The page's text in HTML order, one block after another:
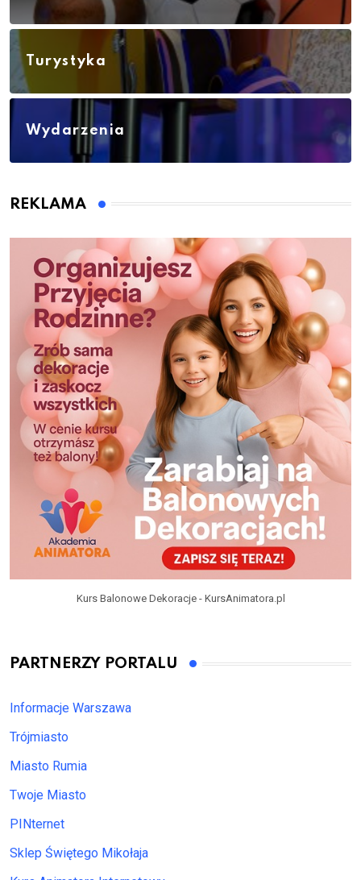
Turystyka
Wydarzenia
REKLAMA
Kurs Balonowe Dekoracje - KursAnimatora.pl
PARTNERZY PORTALU
Informacje Warszawa
Trójmiasto
Miasto Rumia
Twoje Miasto
PINternet
Sklep Świętego Mikołaja